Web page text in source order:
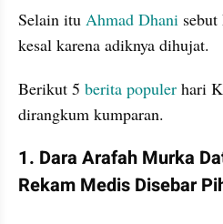
Selain itu Ahmad Dhani
kesal karena adiknya dihujat.
Berikut 5 berita populer hari
dirangkum kumparan.
1. Dara Arafah Murka
Rekam Medis Disebar